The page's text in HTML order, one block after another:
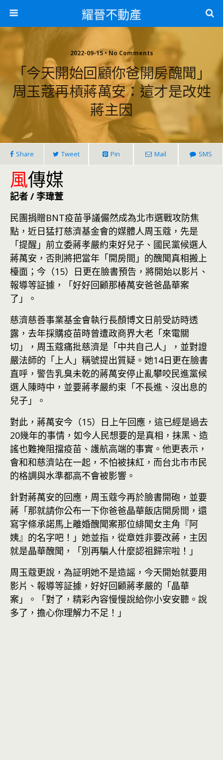
耀晉不動產
2022-09-15 • No Comments
「今天開始回顧你爸開房醜聞」
周玉蔻再槓蔣萬安：這才是改姓
蔣主因
Share Tweet Pin Mail SMS
風傳媒
記者 / 李瑋萱
民團捐贈BNT疫苗爭議儼然成為北市選戰攻防焦
點，近日猛打慈濟基金會的媒體人周玉蔻，先是
「提醒」前立委蔣孝嚴約束好兒子、國民黨候選人
蔣萬安，否則將把當年「開房間」的醜聞真相搬上
檯面；今（15）日更在臉書預告，將開始以影片、
報導等証據，「好好回顧那椿萬安爸爸晶華案
了」。
慈濟慈善事業基金會執行長顏博文日前受訪時透
露，去年採購疫苗時曾遭政商界大老「來電關
切」，周玉蔻痛批慈濟是「中共自己人」，並對證
嚴法師的「上人」稱號提出質疑。她14日更在臉書
直呼，警告乳臭未乾的蔣萬安停止亂攀咬民進黨候
選人陳時中，並要蔣孝嚴約束「不長進、沒出息的
兒子」。
對此，蔣萬安今（15）日上午回應，這已經是過去
20幾年的事情，如今人民想要的是真相，抹黑、造
謠也難掩阻擋疫苗、護航高端的事實。他更表示，
會和和慈濟站在一起，不怕被抹紅，而台北市市民
的格調與水準都高不會被影響。
針對蔣萬安的回應，周玉蔻今再於臉書開砲，並要
蔣「那就請你公布一下你爸爸晶華飯店開房間，還
寫字條承諾馬上離婚醜聞案那位緋聞女主角『阿
姨』的名字吧！」她並指，從章姓非要改蔣，主因
就是晶華醜聞，「別再騙人什麼認祖歸宗啦！」
周玉蔻更說，為証明她不是造謡，今天開始就要用
影片、報導等証據，好好回顧蔣孝嚴的「晶華
案」。「對了，精彩內容慢慢說給你小安安聽。說
多了，擔心你理解力不足！」